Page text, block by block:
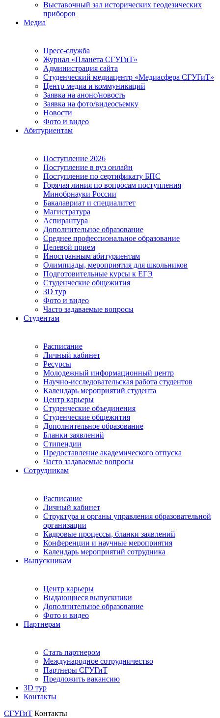
Выставочный зал исторических геодезических
приборов
Медиа
Пресс-служба
Журнал «Планета СГУГиТ»
Администрация сайта
Студенческий медиацентр «Медиасфера СГУГиТ»
Центр медиа и коммуникаций
Заявка на анонс/новость
Заявка на фото/видеосъемку
Новости
Фото и видео
Абитуриентам
Поступление 2026
Поступление в вуз онлайн
Поступление по сертификату БПС
Горячая линия по вопросам поступления
Минобрнауки России
Бакалавриат и специалитет
Магистратура
Аспирантура
Дополнительное образование
Среднее профессиональное образование
Целевой прием
Иностранным абитуриентам
Олимпиады, мероприятия для школьников
Подготовительные курсы к ЕГЭ
Студенческие общежития
3D тур
Фото и видео
Часто задаваемые вопросы
Студентам
Расписание
Личный кабинет
Ресурсы
Молодежный информационный центр
Научно-исследовательская работа студентов
Календарь мероприятий студента
Центр карьеры
Студенческие объединения
Студенческие общежития
Дополнительное образование
Бланки заявлений
Стипендии
Предоставление академического отпуска
Часто задаваемые вопросы
Сотрудникам
Расписание
Личный кабинет
Структура и органы управления образовательной
организации
Кадровые процессы, бланки заявлений
Конференции и научные мероприятия
Календарь мероприятий сотрудника
Выпускникам
Центр карьеры
Выдающиеся выпускники
Дополнительное образование
Фото и видео
Партнерам
Стать партнером
Международное сотрудничество
Партнеры СГУГиТ
Предложить вакансию
3D тур
Контакты
СГУГиТ Контакты